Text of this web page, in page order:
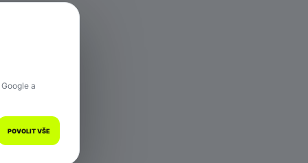
a
POVOLIT VŠE